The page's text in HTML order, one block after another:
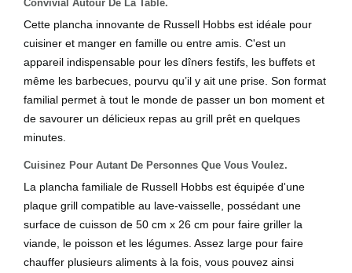
Convivial Autour De La Table.
Cette plancha innovante de Russell Hobbs est idéale pour
cuisiner et manger en famille ou entre amis. C'est un
appareil indispensable pour les dîners festifs, les buffets et
même les barbecues, pourvu qu’il y ait une prise. Son format
familial permet à tout le monde de passer un bon moment et
de savourer un délicieux repas au grill prêt en quelques
minutes.
Cuisinez Pour Autant De Personnes Que Vous Voulez.
La plancha familiale de Russell Hobbs est équipée d'une
plaque grill compatible au lave-vaisselle, possédant une
surface de cuisson de 50 cm x 26 cm pour faire griller la
viande, le poisson et les légumes. Assez large pour faire
chauffer plusieurs aliments à la fois, vous pouvez ainsi